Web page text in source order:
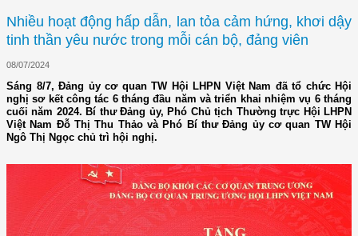
Nhiều hoạt động hấp dẫn, lan tỏa cảm hứng, khơi dậy
tinh thần yêu nước trong mỗi cán bộ, đảng viên
08/07/2024
Sáng 8/7, Đảng ủy cơ quan TW Hội LHPN Việt Nam đã tổ chức Hội
nghị sơ kết công tác 6 tháng đầu năm và triển khai nhiệm vụ 6 tháng
cuối năm 2024. Bí thư Đảng ủy, Phó Chủ tịch Thường trực Hội LHPN
Việt Nam Đỗ Thị Thu Thảo và Phó Bí thư Đảng ủy cơ quan TW Hội
Ngô Thị Ngọc chủ trì hội nghị.